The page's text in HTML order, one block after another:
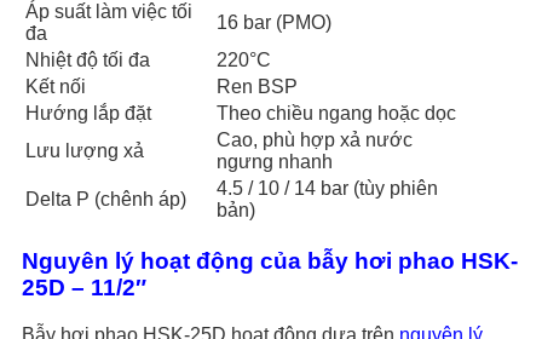
Áp suất làm việc tối
đa
16 bar (PMO)
Nhiệt độ tối đa
220°C
Kết nối
Ren BSP
Hướng lắp đặt
Theo chiều ngang hoặc dọc
Lưu lượng xả
Cao, phù hợp xả nước
ngưng nhanh
Delta P (chênh áp)
4.5 / 10 / 14 bar (tùy phiên
bản)
Nguyên lý hoạt động của bẫy hơi phao HSK-
25D – 11/2″
Bẫy hơi phao HSK-25D hoạt động dựa trên nguyên lý